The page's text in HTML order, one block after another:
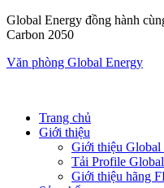
Global Energy đồng hành
Carbon 2050
Văn phòng Global Energy
Trang chủ
Giới thiệu
Giới thiệu Global
Tải Profile
Giới thiệu hãng